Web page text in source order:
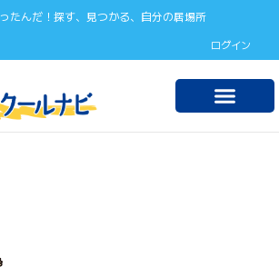
たんだ！探す、見つかる、自分の居場所
ログイン